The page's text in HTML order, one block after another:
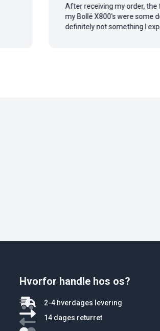
After receiving my order, the first
my Bollé X800's were some dots all
definitely not something I expected to
Hvorfor handle hos os?
2-4 hverdages levering
14 dages returret